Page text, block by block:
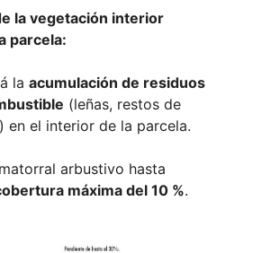
la vegetación interior
parcela:
laacumulación de residuos
(leñas, restos de
en el interior de la parcela.
arbustivo hasta
máxima del 10 %.